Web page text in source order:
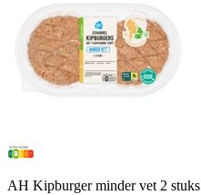
AH Kipburger minder vet 2 stuks